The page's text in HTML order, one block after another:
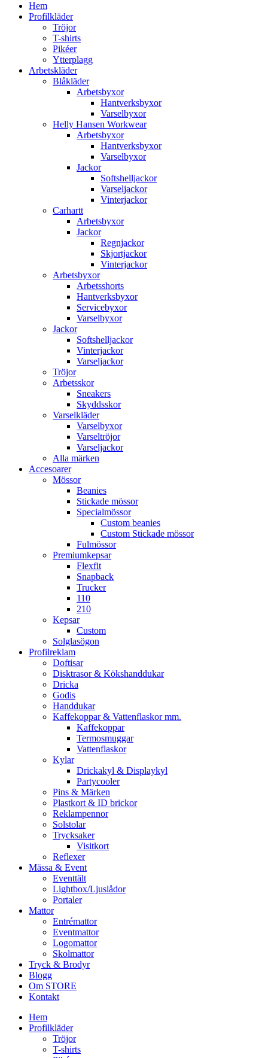
Hem
Profilkläder
Tröjor
T-shirts
Pikéer
Ytterplagg
Arbetskläder
Blåkläder
Arbetsbyxor
Hantverksbyxor
Varselbyxor
Helly Hansen Workwear
Arbetsbyxor
Hantverksbyxor
Varselbyxor
Jackor
Softshelljackor
Varseljackor
Vinterjackor
Carhartt
Arbetsbyxor
Jackor
Regnjackor
Skjortjackor
Vinterjackor
Arbetsbyxor
Arbetsshorts
Hantverksbyxor
Servicebyxor
Varselbyxor
Jackor
Softshelljackor
Vinterjackor
Varseljackor
Tröjor
Arbetsskor
Sneakers
Skyddsskor
Varselkläder
Varselbyxor
Varseltröjor
Varseljackor
Alla märken
Accesoarer
Mössor
Beanies
Stickade mössor
Specialmössor
Custom beanies
Custom Stickade mössor
Fulmössor
Premiumkepsar
Flexfit
Snapback
Trucker
110
210
Kepsar
Custom
Solglasögon
Profilreklam
Doftisar
Disktrasor & Kökshanddukar
Dricka
Godis
Handdukar
Kaffekoppar & Vattenflaskor mm.
Kaffekoppar
Termosmuggar
Vattenflaskor
Kylar
Drickakyl & Displaykyl
Partycooler
Pins & Märken
Plastkort & ID brickor
Reklampennor
Solstolar
Trycksaker
Visitkort
Reflexer
Mässa & Event
Eventtält
Lightbox/Ljuslådor
Portaler
Mattor
Entrémattor
Eventmattor
Logomattor
Skolmattor
Tryck & Brodyr
Blogg
Om STORE
Kontakt
Hem
Profilkläder
Tröjor
T-shirts